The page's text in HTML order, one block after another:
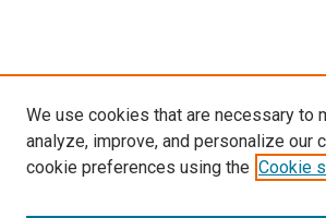
We use cookies that are necessary to
analyze, improve, and personalize our
cookie preferences using the Cookie